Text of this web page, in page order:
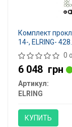
Комплект
14-, ELRING-
0
6 048 грн
Артикул:
ELRING
КУПИТЬ